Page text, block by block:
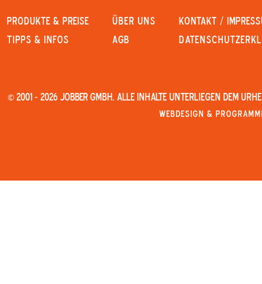
PRODUKTE & PREISE
Tipps & Infos
Über uns
AGB
KONTAKT /
© 2001 - 2026 JOBBER GmbH. Alle Inhalte unterliegen dem
Webdesign &